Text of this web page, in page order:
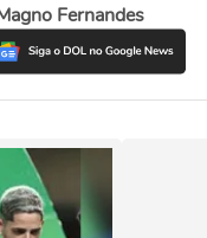
Fernandes